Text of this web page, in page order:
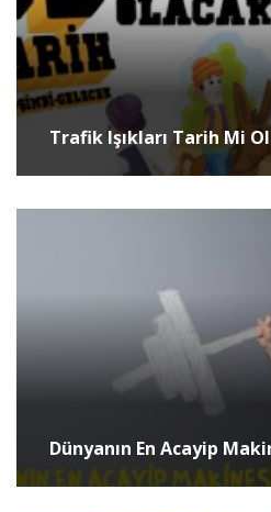
Trafik Işıkları Tarih Mi
Dünyanın En Acayip